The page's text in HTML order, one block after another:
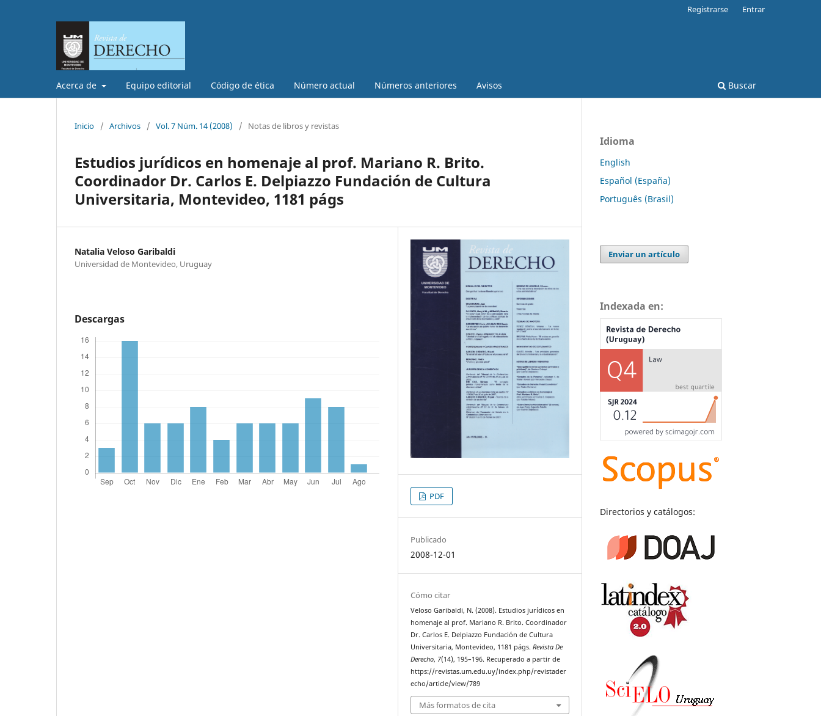
Acerca de Equipo editorial Código de ética Número actual Números anteriores Avisos Buscar
Registrarse Entrar
Inicio / Archivos / Vol. 7 Núm. 14 (2008) / Notas de libros y revistas
Estudios jurídicos en homenaje al prof. Mariano R. Brito.
Coordinador Dr. Carlos E. Delpiazzo Fundación de Cultura
Universitaria, Montevideo, 1181 págs
Natalia Veloso Garibaldi
Universidad de Montevideo, Uruguay
Descargas
PDF
Publicado
2008-12-01
Cómo citar
Veloso Garibaldi, N. (2008). Estudios jurídicos en
homenaje al prof. Mariano R. Brito. Coordinador
Dr. Carlos E. Delpiazzo Fundación de Cultura
Universitaria, Montevideo, 1181 págs.Revista De
Derecho, 7(14), 195–196. Recuperado a partir de
https://revistas.um.edu.uy/index.php/revistader
echo/article/view/789
Más formatos de cita
Idioma
English
Español (España)
Português (Brasil)
Enviar un artículo
Indexada en:
Directorios y catálogos: